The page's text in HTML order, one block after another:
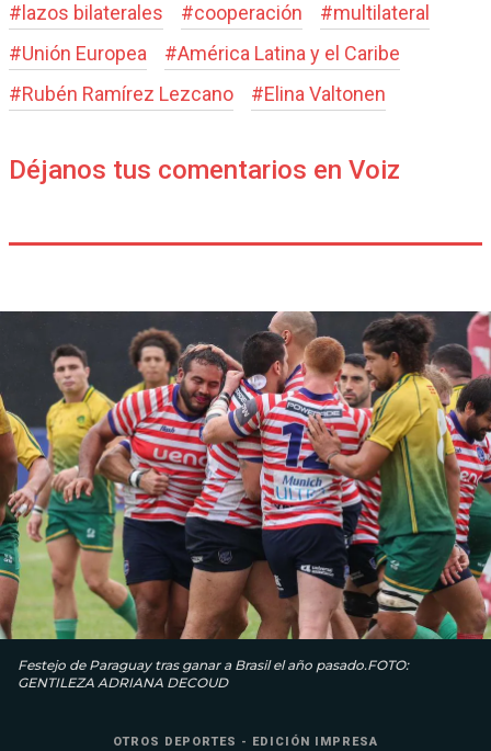
# lazos bilaterales #cooperación #multilateral
#Unión Europea #América Latina y el Caribe
#Rubén Ramírez Lezcano #Elina Valtonen
Déjanos tus comentarios en Voiz
Festejo de Paraguay tras ganar a Brasil el año pasado.FOTO:
GENTILEZA ADRIANA DECOUD
OTROS DEPORTES - EDICIÓN IMPRESA